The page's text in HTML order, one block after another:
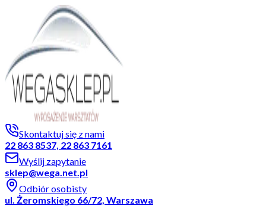
Skontaktuj się z nami
22 863 8537, 22 863 7161
Wyślij zapytanie
sklep@wega.net.pl
Odbiór osobisty
ul. Żeromskiego 66/72, Warszawa